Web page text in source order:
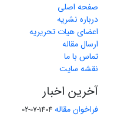
صفحه اصلی
درباره نشریه
اعضای هیات تحریریه
ارسال مقاله
تماس با ما
نقشه سایت
آخرین اخبار
فراخوان مقاله 1404-07-02